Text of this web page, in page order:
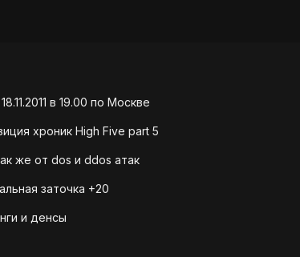
в 19.00 по Москве
хроник High Five part 5
же от dos и ddos атак
заточка +20
и денсы